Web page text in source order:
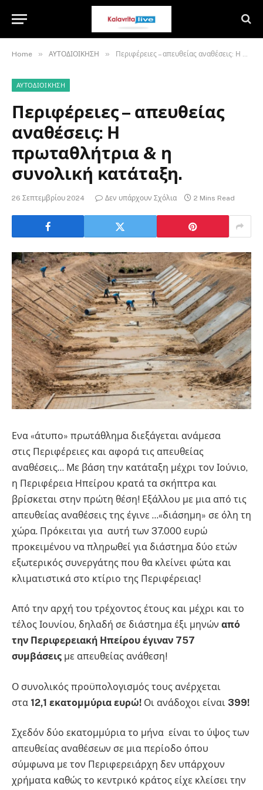
Home » ΑΥΤΟΔΙΟΙΚΗΣΗ » Περιφέρειες – απευθείας αναθέσεις: Η πρωταθλήτρια & η συνολική κατάταξη.
ΑΥΤΟΔΙΟΙΚΗΣΗ
Περιφέρειες – απευθείας
αναθέσεις: Η
πρωταθλήτρια & η
συνολική κατάταξη.
26 Σεπτεμβρίου 2024 Δεν υπάρχουν Σχόλια 2 Mins Read
Ενα «άτυπο» πρωτάθλημα διεξάγεται ανάμεσα
στις Περιφέρειες και αφορά τις απευθείας
αναθέσεις… Με βάση την κατάταξη μέχρι τον Ιούνιο,
η Περιφέρεια Ηπείρου κρατά τα σκήπτρα και
βρίσκεται στην πρώτη θέση! Εξάλλου με μια από τις
απευθείας αναθέσεις της έγινε …«διάσημη» σε όλη τη
χώρα. Πρόκειται για αυτή των 37.000 ευρώ
προκειμένου να πληρωθεί για διάστημα δύο ετών
εξωτερικός συνεργάτης που θα κλείνει φώτα και
κλιματιστικά στο κτίριο της Περιφέρειας!
Από την αρχή του τρέχοντος έτους και μέχρι και το
τέλος Ιουνίου, δηλαδή σε διάστημα έξι μηνών από
την Περιφερειακή Ηπείρου έγιναν 757
συμβάσεις με απευθείας ανάθεση!
Ο συνολικός προϋπολογισμός τους ανέρχεται
στα 12,1 εκατομμύρια ευρώ! Οι ανάδοχοι είναι 399!
Σχεδόν δύο εκατομμύρια το μήνα είναι το ύψος των
απευθείας αναθέσεων σε μια περίοδο όπου
σύμφωνα με τον Περιφερειάρχη δεν υπάρχουν
χρήματα καθώς το κεντρικό κράτος είχε κλείσει την